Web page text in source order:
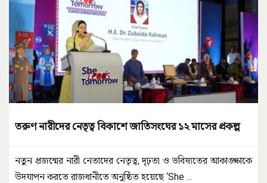
তরুণ নারীদের নেতৃত্ব বিকাশে জাতিসংঘের ১২ মাসের প্রকল্প
নতুন প্রজন্মের নারী নেতাদের নেতৃত্ব, দৃঢ়তা ও ভবিষ্যতের আকাঙ্ক্ষাকে
উদযাপন করতে রাজধানীতে অনুষ্ঠিত হয়েছে ‘She ...